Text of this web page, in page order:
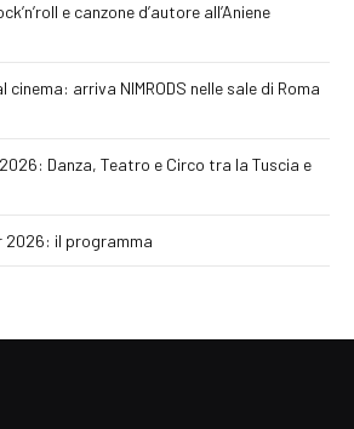
e canzone d’autore all’Aniene
cinema: arriva NIMRODS nelle sale di Roma
Danza, Teatro e Circo tra la Tuscia e
2026: il programma